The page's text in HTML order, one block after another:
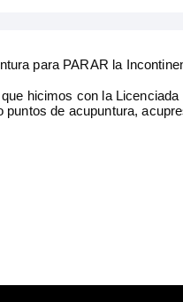
para PARAR la
hicimos con la
de acupuntura,